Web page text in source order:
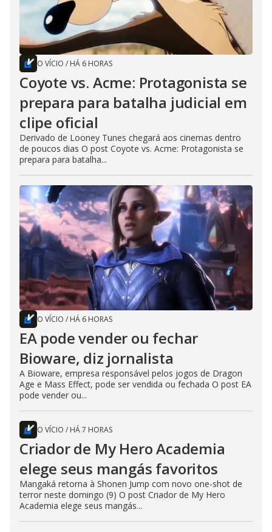
O VÍCIO / HÁ 6 HORAS
Coyote vs. Acme: Protagonista se
prepara para batalha judicial em
clipe oficial
Derivado de Looney Tunes chegará aos cinemas dentro
de poucos dias O post Coyote vs. Acme: Protagonista se
prepara para batalha...
O VÍCIO / HÁ 6 HORAS
EA pode vender ou fechar
Bioware, diz jornalista
A Bioware, empresa responsável pelos jogos de Dragon
Age e Mass Effect, pode ser vendida ou fechada O post EA
pode vender ou...
O VÍCIO / HÁ 7 HORAS
Criador de My Hero Academia
elege seus mangás favoritos
Mangaká retorna à Shonen Jump com novo one-shot de
terror neste domingo (9) O post Criador de My Hero
Academia elege seus mangás...